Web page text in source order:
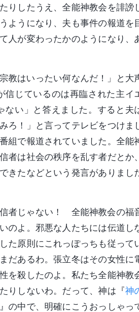
りしたうえ、全能神教会を誹謗
ようになり、夫も事件の報道を
人が変わったかのようになり、
教はいったい何なんだ！」と大
信じているのは再臨された主イ
ない」と答えました。すると夫
ろ！」と言ってテレビをつけま
組で報道されていました。全能
は社会の秩序を乱す者だとか、
きたなどという発言がありまし
信者じゃない！ 全能神教会の福
のよ。邪悪な人たちには伝道し
た原則にこれっぽっちも従って
だあるわ。張立冬はその女性に
を殺したのよ。私たち全能神教
りしないわ。だって、神は『神
の中で、明確にこうおっしゃっ